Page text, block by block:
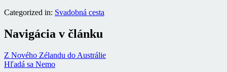
Categorized in: Svadobná cesta
Navigácia v článku
Z Nového Zélandu do Austrálie
Hľadá sa Nemo